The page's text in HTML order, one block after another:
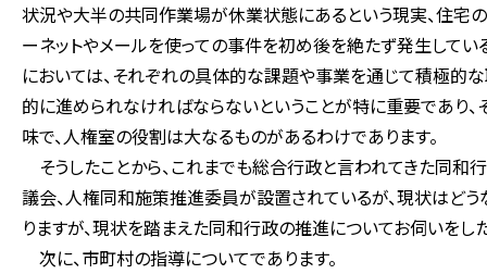
状況や大半の共同作業場が休業状態にあるという現実、住宅
ーネットやメールを使っての事件を初め後を絶たず発生してい
においては、それぞれの具体的な課題や事業を通じて積極的
的に進められなければならないということが特に重要であり
味で、人権室の役割は大なるものがあるわけであります。
そうしたことから、これまでも総合行政と言われてきた同和
議会、人権同和施策推進委員が設置されているが、現状はど
りますが、現状を踏まえた同和行政の推進についてお伺いをし
次に、市町村の指導についてであります。